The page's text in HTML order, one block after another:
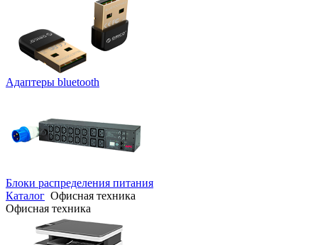
Адаптеры bluetooth
Блоки распределения питания
Каталог Офисная техника
Офисная техника